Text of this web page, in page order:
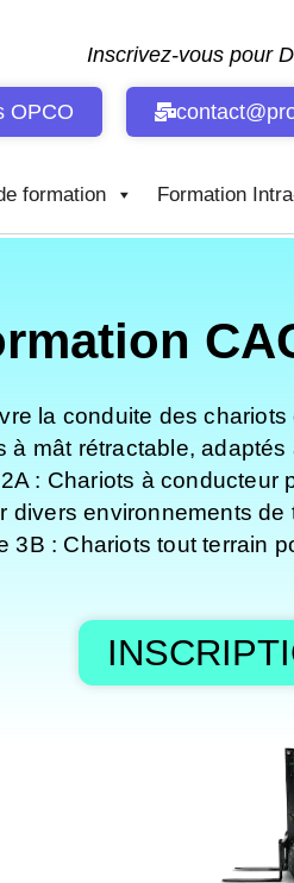
Inscrivez-vous pour
OPCO
formation Formation
la conduite des
à mât rétractable,
: Chariots à
environnements
3B : Chariots tout terrain